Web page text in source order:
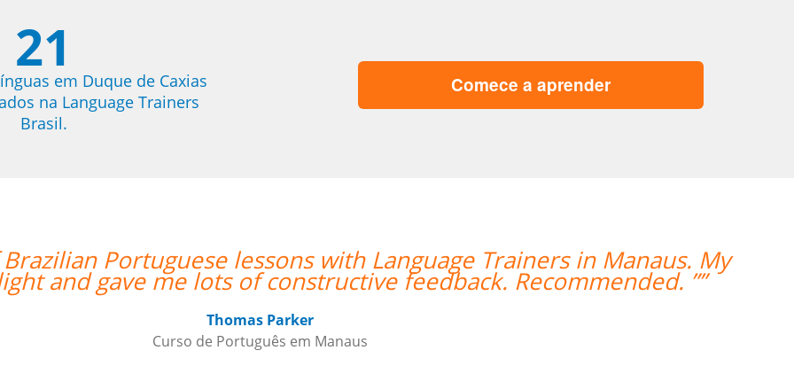
21
em Duque de Caxias
na Language Trainers
Brasil.
Comece a aprender
“”Os procedimentos da Language Trainers foram bastante
aulas com o professor que tem relativa autonomia foi